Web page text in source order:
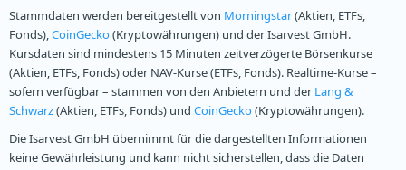
Stammdaten werden bereitgestellt von Morningstar(Aktien, ETFs,
Fonds),CoinGecko(Kryptowährungen) und der Isarvest GmbH.
Kursdaten sind mindestens 15 Minuten zeitverzögerte Börsenkurse
(Aktien, ETFs, Fonds) oder NAV-Kurse (ETFs, Fonds). Realtime-Kurse –
sofern verfügbar – stammen von den Anbietern und der Lang &
Schwarz(Aktien, ETFs, Fonds) und CoinGecko(Kryptowährungen).
Die Isarvest GmbH übernimmt für die dargestellten Informationen
keine Gewährleistung und kann nicht sicherstellen, dass die Daten